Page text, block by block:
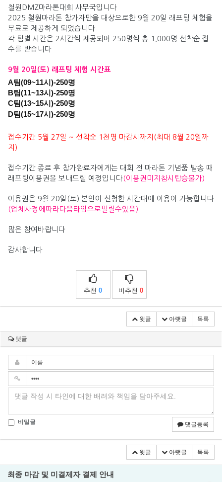
철원DMZ마라톤대회 사무국입니다
2025 철원마라톤 참가자만을 대상으로한 9월 20일 래프팅 체험을
무료로 제공하게 되었습니다
각 팀별 시간은 2시간씩 제공되며 250명씩 총 1,000명 선착순 접
수를 받습니다
9월 20일(토) 래프팅 체험 시간표
A팀(09~11시)-250명
B팀(11~13시)-250명
C팀(13~15시)-250명
D팀(15~17시)-250명
접수기간 5월 27일 ~ 선착순 1천명 마감시까지(최대 8월 20일까
지)
접수기간 종료 후 참가완료자에게는 대회 전 마라톤 기념품 발송 때
래프팅이용권을 보내드릴 예정입니다 (이용권미지참시탑승불가)
이용권은 9월 20일(토) 본인이 신청한 시간대에 이용이 가능합니다
(업체사정에따라다음타임으로밀릴수있음)
많은 참여바랍니다
감사합니다
추천 0 비추천 0
윗글 아랫글 목록
댓글
비밀글 댓글등록
윗글 아랫글 목록
최종 마감 및 미결제자 결제 안내